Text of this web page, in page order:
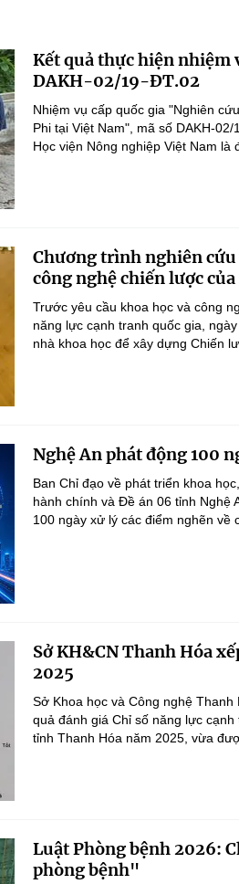
Kết quả thực hiện nhiệm
DAKH-02/19-ĐT.02
Nhiệm vụ cấp quốc gia "Nghiên
Phi tại Việt Nam", mã số DAKH-
Học viện Nông nghiệp Việt Nam là
Chương trình nghiên cứu
công nghệ chiến lược
Trước yêu cầu khoa học và công
năng lực cạnh tranh quốc gia,
nhà khoa học để xây dựng Chiến
Nghệ An phát động 100
Ban Chỉ đạo về phát triển khoa
hành chính và Đề án 06 tỉnh Nghệ
100 ngày xử lý các điểm nghẽn về
Sở KH&CN Thanh Hóa
2025
Sở Khoa học và Công nghệ
quả đánh giá Chỉ số năng lực
tỉnh Thanh Hóa năm 2025, vừa
Luật Phòng bệnh 2026:
phòng bệnh"